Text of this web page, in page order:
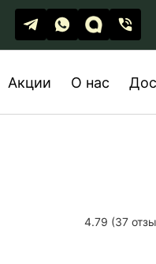
Акции О нас
4.79 (37